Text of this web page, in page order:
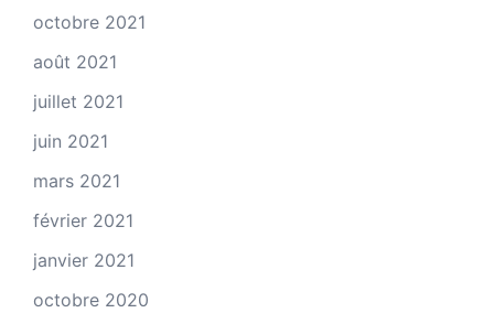
octobre 2021
août 2021
juillet 2021
juin 2021
mars 2021
février 2021
janvier 2021
octobre 2020